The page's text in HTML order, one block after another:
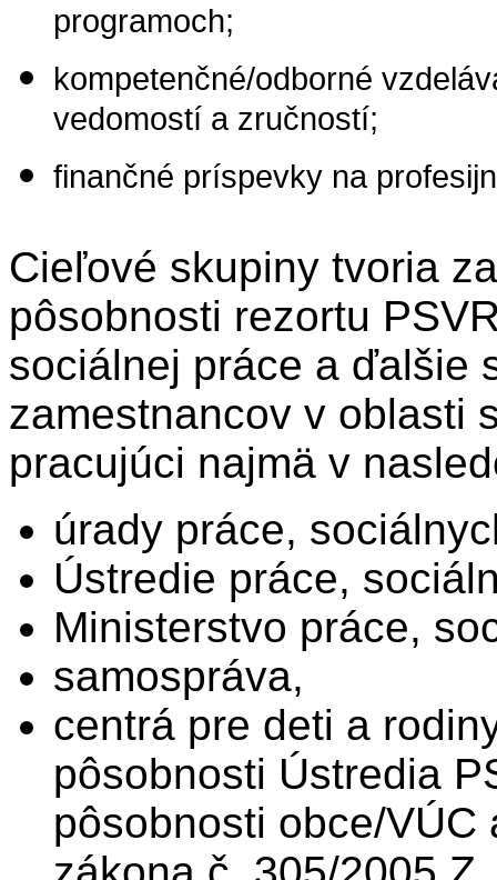
programoch;
kompetenčné/odborné
vedomostí a zručností;
finančné príspevky na
Cieľové skupiny tvoria
pôsobnosti rezortu
sociálnej práce a ďalšie
zamestnancov v oblasti
pracujúci najmä v
úrady práce,
Ústredie práce,
Ministerstvo práce,
samospráva,
centrá pre deti a
pôsobnosti Ústredia
pôsobnosti obce/